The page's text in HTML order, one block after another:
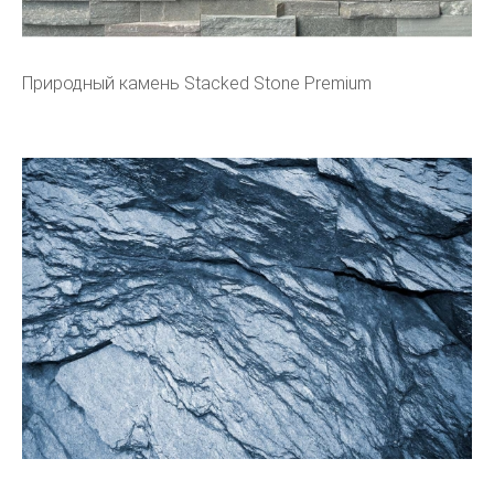
Природный камень Stacked Stone Premium